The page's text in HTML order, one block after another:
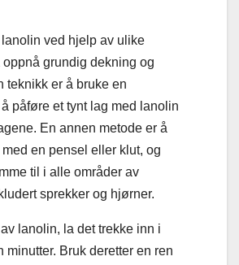
lanolin ved hjelp av ulike
oppnå grundig dekning og
teknikk er å bruke en
påføre et tynt lag med lanolin
En annen metode er å
en pensel eller klut, og
til i alle områder av
sprekker og hjørner.
lanolin, la det trekke inn i
minutter. Bruk deretter en ren